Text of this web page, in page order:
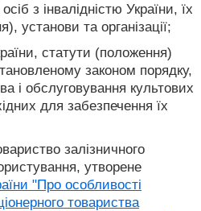
з інвалідністю України, їх
установи та організації;
статути (положення)
законом порядку,
і обслуговування культових
для забезпечення їх
залізничного
утворене
"Про особливості
товариства